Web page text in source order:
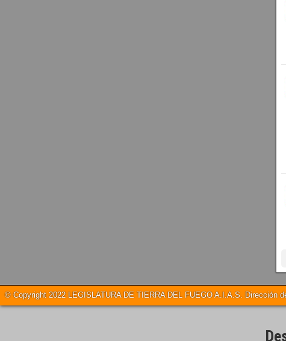
© Copyright 2022 LEGISLATURA DE TIERRA DEL FUEGO A.I.A.S. Dirección